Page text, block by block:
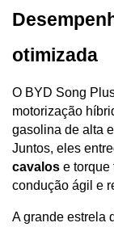
otimizada
O BYD Song
motorização
gasolina de alta
Juntos, eles
cavalos e torque
condução ágil e
A grande estrela